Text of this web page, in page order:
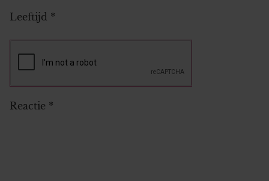
Leeftijd *
Reactie *